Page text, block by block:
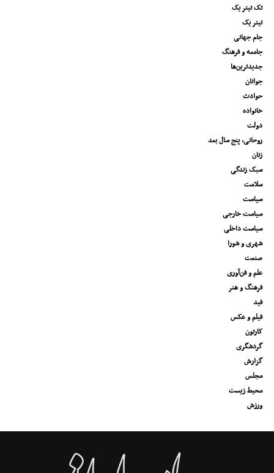
تک تیتر یک
تیتر یک
جام جهانی
جامعه و فرهنگ
جدیدترین‌ها
جوانان
حوادث
خانواده
دولت
روحانی، پنج سال بعد
زنان
سبک زندگی
سلامت
سیاست
سیاست خارجی
سیاست داخلی
شهری و شورا
صنعت
علم و فن‌آوری
فرهنگ و هنر
فید
فیلم و عکس
کارتون
گردشگری
گزارش
مجلس
محیط زیست
ورزش